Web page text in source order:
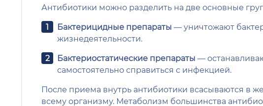
Антибиотики можно разделить на две основные
Бактерицидные препараты — уничтожают
жизнедеятельности.
Бактериостатические препараты —
самостоятельно справиться с инфекцией.
После приема внутрь антибиотики всасываются в
всему организму. Метаболизм большинства